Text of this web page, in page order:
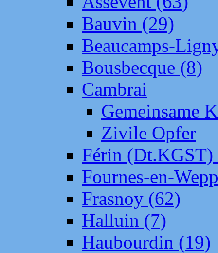
Bauvin (29)
Beaucamps-
Bousbecque (8)
Cambrai
Gemeinsame
Zivile Opfer
Férin (Dt.KGST)
Fournes-en-
Frasnoy (62)
Halluin (7)
Haubourdin (19)